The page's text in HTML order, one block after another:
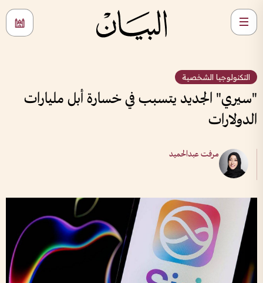
التكنولوجيا الشخصية
"سيري" الجديد يتسبب في خسارة أبل مليارات
الدولارات
مرفت عبدالحميد